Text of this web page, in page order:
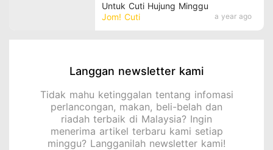
Jom! Cuti a year ago
Untuk Cuti Hujung Minggu
Langgan newsletter kami
Tidak mahu ketinggalan tentang infomasi
perlancongan, makan, beli-belah dan
riadah terbaik di Malaysia? Ingin
menerima artikel terbaru kami setiap
minggu? Langganilah newsletter kami!